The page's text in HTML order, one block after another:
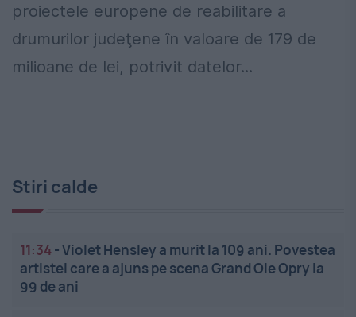
proiectele europene de reabilitare a
drumurilor judeţene în valoare de 179 de
milioane de lei, potrivit datelor...
Stiri calde
11:34-Violet Hensley a murit la 109 ani. Povestea
artistei care a ajuns pe scena Grand Ole Opry la
99 de ani